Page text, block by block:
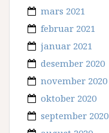
mars 2021
februar 2021
januar 2021
desember 2020
november 2020
oktober 2020
september 2020